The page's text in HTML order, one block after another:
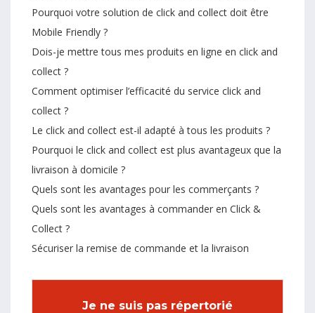
Pourquoi votre solution de click and collect doit être
Mobile Friendly ?
Dois-je mettre tous mes produits en ligne en click and
collect ?
Comment optimiser l’efficacité du service click and
collect ?
Le click and collect est-il adapté à tous les produits ?
Pourquoi le click and collect est plus avantageux que la
livraison à domicile ?
Quels sont les avantages pour les commerçants ?
Quels sont les avantages à commander en Click &
Collect ?
Sécuriser la remise de commande et la livraison
Je ne suis pas répertorié